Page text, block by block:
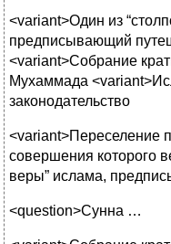
<variant>Один из
предписывающий
<variant>Собрание
Мухаммада
законодательство
<variant>Переселение
совершения которого
веры” ислама,
<question>Сунна …